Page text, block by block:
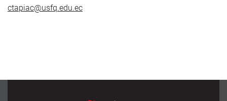
ctapiac@usfq.edu.ec